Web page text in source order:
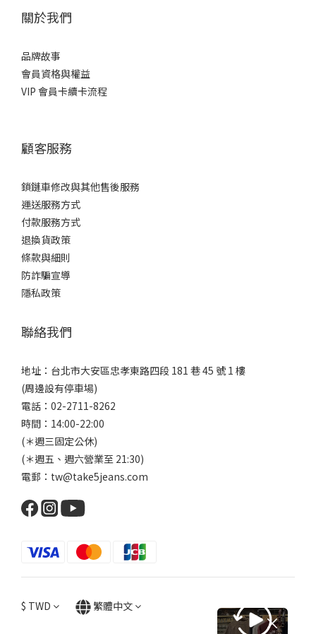
關於我們
品牌故事
會員資格與權益
VIP 會員卡續卡流程
顧客服務
鎖鏈車修改與其他售後服務
運送服務方式
付款服務方式
退換貨政策
條款與細則
防詐騙宣導
隱私政策
聯絡我們
地址：台北市大安區忠孝東路四段 181 巷 45 號 1 樓
(周邊設有停車場)
電話：02-2711-8262
時間：14:00-22:00
(＊週三固定公休)
(＊週五、週六營業至 21:30)
電郵：tw@take5jeans.com
$ TWD 繁體中文